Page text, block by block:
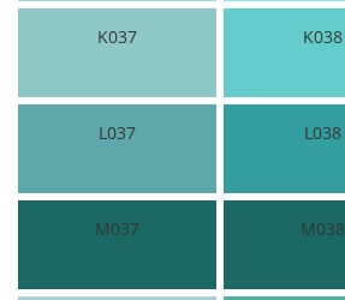
K037 K038
L037 L038
M037 M038